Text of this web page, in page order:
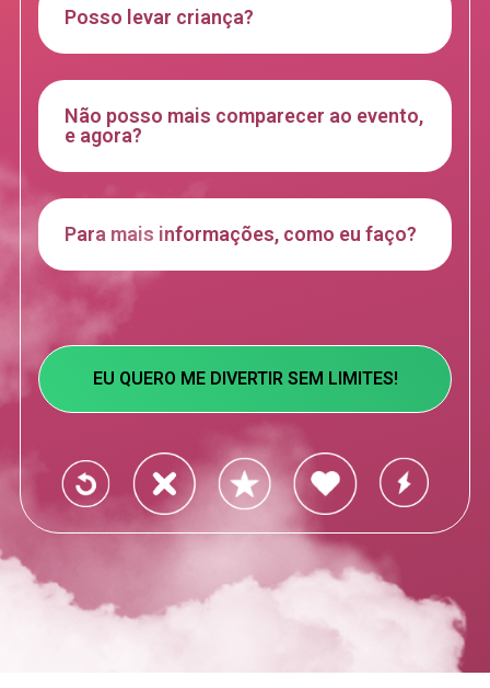
Posso levar criança?
Não posso mais comparecer ao evento,
e agora?
Para mais informações, como eu faço?
EU QUERO ME DIVERTIR SEM LIMITES!